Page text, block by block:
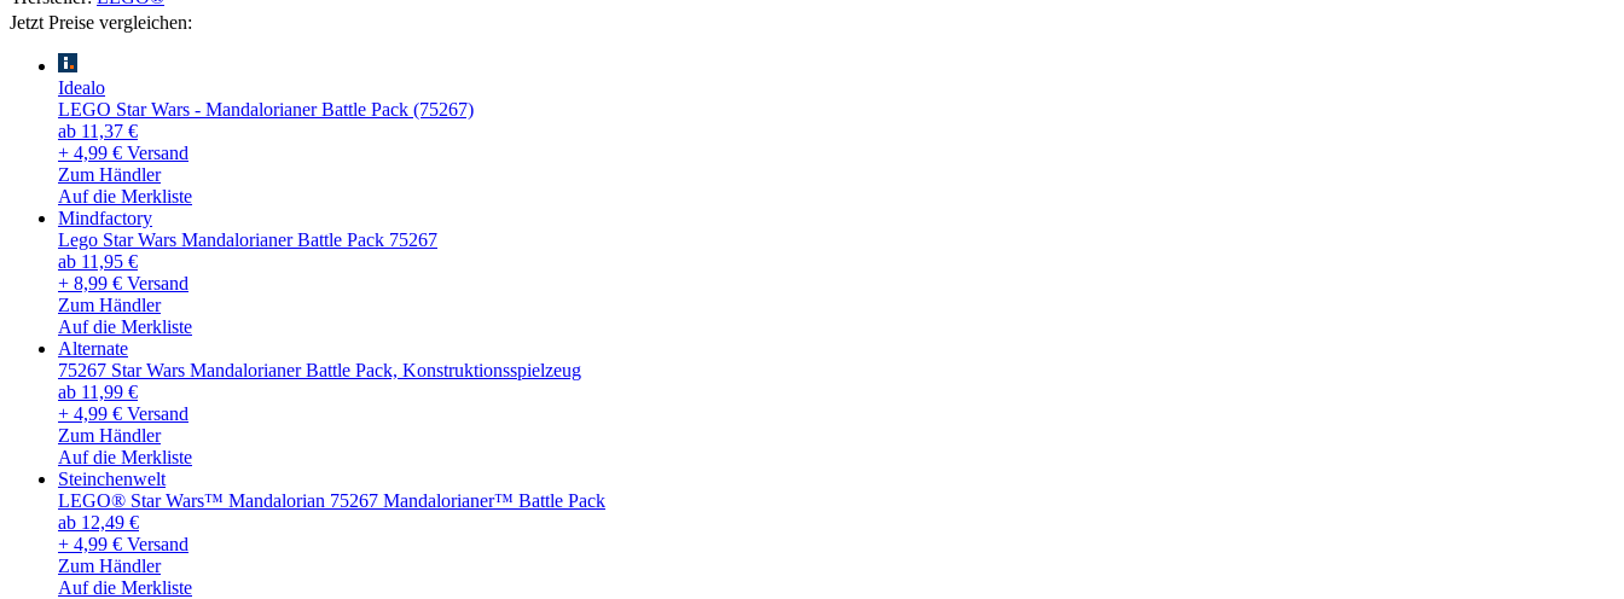
Jetzt Preise vergleichen:
Idealo
LEGO Star Wars - Mandalorianer Battle Pack (75267)
ab 11,37 €
+ 4,99 € Versand
Zum Händler
Auf die Merkliste
Mindfactory
Lego Star Wars Mandalorianer Battle Pack 75267
ab 11,95 €
+ 8,99 € Versand
Zum Händler
Auf die Merkliste
Alternate
75267 Star Wars Mandalorianer Battle Pack, Konstruktionsspielzeug
ab 11,99 €
+ 4,99 € Versand
Zum Händler
Auf die Merkliste
Steinchenwelt
LEGO® Star Wars™ Mandalorian 75267 Mandalorianer™ Battle Pack
ab 12,49 €
+ 4,99 € Versand
Zum Händler
Auf die Merkliste